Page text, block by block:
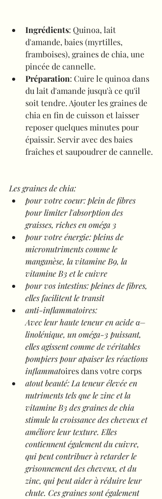
Ingrédients: Quinoa, lait
d'amande, baies (myrtilles,
framboises), graines de chia, une
pincée de cannelle.
Préparation: Cuire le quinoa dans
du lait d'amande jusqu'à ce qu'il
soit tendre. Ajouter les graines de
chia en fin de cuisson et laisser
reposer quelques minutes pour
épaissir. Servir avec des baies
fraîches et saupoudrer de cannelle.
Les graines de chia:
pour votre coeur: plein de fibres
pour limiter l'absorption des
graisses, riches en oméga 3
pour votre énergie: pleins de
micronutriments comme le
manganèse, la vitamine B9, la
vitamine B3 et le cuivre
pour vos intestins: pleines de fibres,
elles facilitent le transit
anti-inflammatoires:
Avec leur haute teneur en acide α–
linolénique, un oméga-3 puissant,
elles agissent comme de véritables
pompiers pour apaiser les réactions
inflammatoires dans votre corps
atout beauté: La teneur élevée en
nutriments tels que le zinc et la
vitamine B3 des graines de chia
stimule la croissance des cheveux et
améliore leur texture. Elles
contiennent également du cuivre,
qui peut contribuer à retarder le
grisonnement des cheveux, et du
zinc, qui peut aider à réduire leur
chute. Ces graines sont également